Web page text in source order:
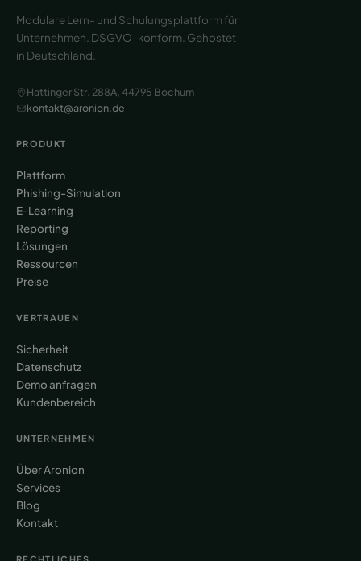
Modulare Lern- und Schulungsplattform für
Unternehmen. DSGVO-konform. Gehostet
in Deutschland.
Hattinger Str. 288A, 44795 Bochum
kontakt@aronion.de
PRODUKT
Plattform
Phishing-Simulation
E-Learning
Reporting
Lösungen
Ressourcen
Preise
VERTRAUEN
Sicherheit
Datenschutz
Demo anfragen
Kundenbereich
UNTERNEHMEN
Über Aronion
Services
Blog
Kontakt